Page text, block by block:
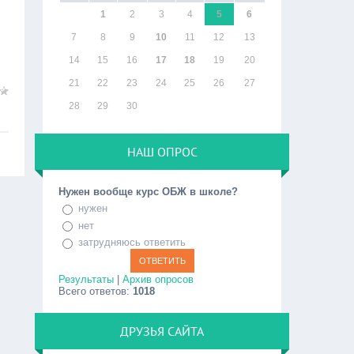
1 2 3 4 5 6
7 8 9 10 11 12 13
14 15 16 17 18 19 20
21 22 23 24 25 26 27
28 29 30
НАШ ОПРОС
Нужен вообще курс ОБЖ в школе?
нужен
нет
затрудняюсь ответить
Результаты |Архив опросов
Всего ответов: 1018
ДРУЗЬЯ САЙТА